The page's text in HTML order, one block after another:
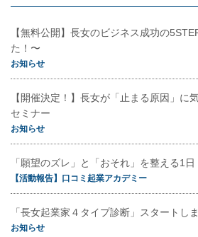
【無料公開】長女のビジネス成功の
た！〜
お知らせ
【開催決定！】長女が「止まる原因」に
セミナー
お知らせ
「願望のズレ」と「おそれ」を整える1
【活動報告】口コミ起業アカデミー
「長女起業家４タイプ診断」スタートし
お知らせ